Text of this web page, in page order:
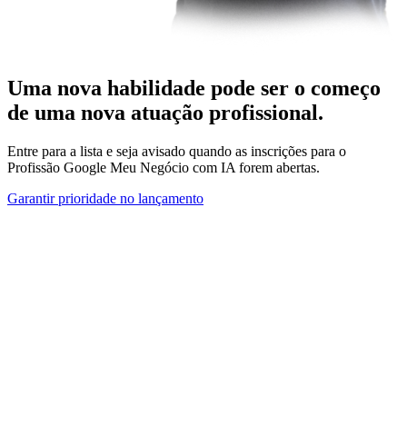
Uma nova habilidade pode ser o começo
de uma nova atuação profissional.
Entre para a lista e seja avisado quando as inscrições para o
Profissão Google Meu Negócio com IA forem abertas.
Garantir prioridade no lançamento